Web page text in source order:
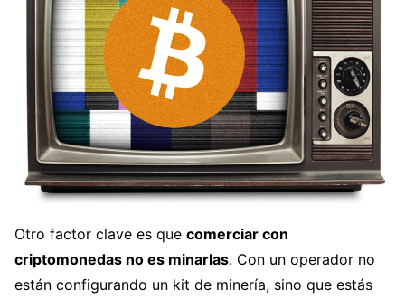
Otro factor clave es que comerciar con
criptomonedas no es minarlas. Con un operador no
están configurando un kit de minería, sino que estás